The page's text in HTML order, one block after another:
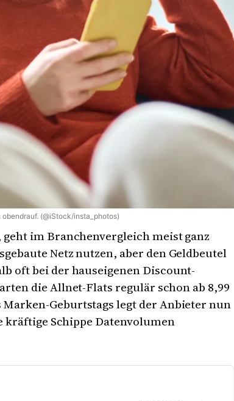
(@iStock/insta_photos)
im Branchenvergleich meist ganz
Netz nutzen, aber den Geldbeutel
oft bei der hauseigenen Discount-
die Allnet-Flats regulär schon ab 8,99
Geburtstags legt der Anbieter nun
Schippe Datenvolumen